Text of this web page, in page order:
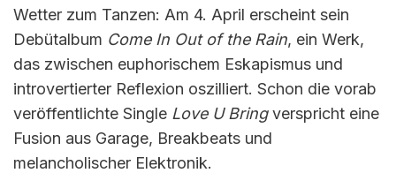
Wetter zum Tanzen: Am 4. April erscheint sein
Debütalbum Come In Out of the Rain, ein Werk,
das zwischen euphorischem Eskapismus und
introvertierter Reflexion oszilliert. Schon die vorab
veröffentlichte Single Love U Bringverspricht eine
Fusion aus Garage, Breakbeats und
melancholischer Elektronik.